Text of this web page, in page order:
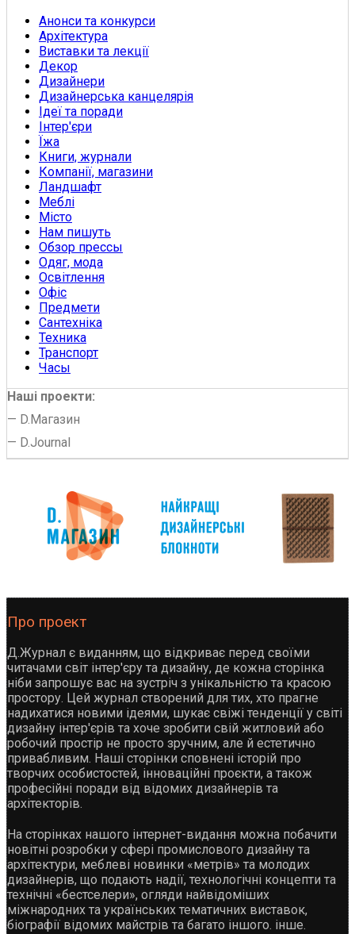
Анонси та конкурси
Архітектура
Виставки та лекції
Декор
Дизайнери
Дизайнерська канцелярія
Ідеї та поради
Інтер'єри
Їжа
Книги, журнали
Компанії, магазини
Ландшафт
Меблі
Місто
Нам пишуть
Обзор прессы
Одяг, мода
Освітлення
Офіс
Предмети
Сантехніка
Техника
Транспорт
Часы
Наші проекти:
— D.Магазин
— D.Journal
Про проект
Д.Журнал є виданням, що відкриває перед своїми
читачами світ інтер'єру та дизайну, де кожна сторінка
ніби запрошує вас на зустріч з унікальністю та красою
простору. Цей журнал створений для тих, хто прагне
надихатися новими ідеями, шукає свіжі тенденції у світі
дизайну інтер'єрів та хоче зробити свій житловий або
робочий простір не просто зручним, але й естетично
привабливим. Наші сторінки сповнені історій про
творчих особистостей, інноваційні проєкти, а також
професійні поради від відомих дизайнерів та
архітекторів.
На сторінках нашого інтернет-видання можна побачити
новітні розробки у сфері промислового дизайну та
архітектури, меблеві новинки «метрів» та молодих
дизайнерів, що подають надії, технологічні концепти та
технічні «бестселери», огляди найвідоміших
міжнародних та українських тематичних виставок,
біографії відомих майстрів та багато іншого. інше.